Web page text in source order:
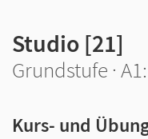
Studio [21]
Grundstufe ·
Kurs- und